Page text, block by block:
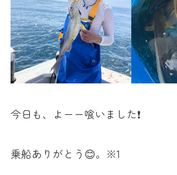
今日も、よーー喰いました❗️
乗船ありがとう😊。※1